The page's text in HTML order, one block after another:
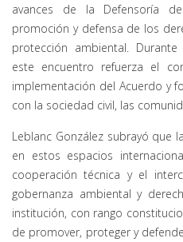
avances de la Defensoría
promoción y defensa de los
protección ambiental.
este encuentro refuerza el
implementación del Acuerdo y
con la sociedad civil, las
Leblanc González subrayó que
en estos espacios
cooperación técnica y el
gobernanza ambiental y
institución, con rango
de promover, proteger y